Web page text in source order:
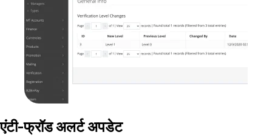
एंटी-फ्रॉड अलर्ट अपडेट